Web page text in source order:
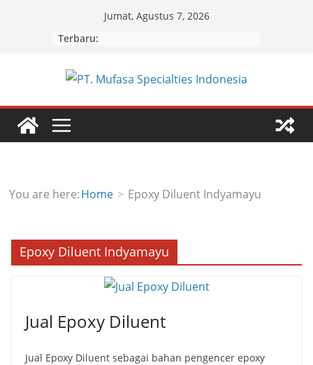
Jumat, Agustus 7, 2026
Terbaru:
You are here:Home Epoxy Diluent Indyamayu
Epoxy Diluent Indyamayu
Jual Epoxy Diluent
Jual Epoxy Diluent sebagai bahan pengencer epoxy